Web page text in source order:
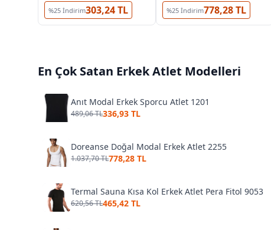
%25 İndirim303,24 TL %25 İndirim778,28 TL
En Çok Satan Erkek Atlet Modelleri
Anıt Modal Erkek Sporcu Atlet 1201
489,06 TL336,93 TL
Doreanse Doğal Modal Erkek Atlet 2255
1.037,70 TL778,28 TL
Termal Sauna Kısa Kol Erkek Atlet Pera Fitol 9053
620,56 TL465,42 TL